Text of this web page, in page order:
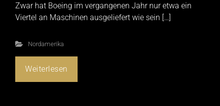
Zwar hat Boeing im vergangenen Jahr nur etwa ein
Viertel an Maschinen ausgeliefert wie sein […]
Nordamerika
Weiterlesen